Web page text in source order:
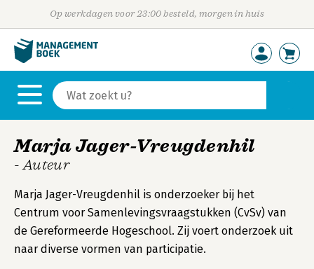
Op werkdagen voor 23:00 besteld, morgen in huis
Marja Jager-Vreugdenhil
- Auteur
Marja Jager-Vreugdenhil is onderzoeker bij het
Centrum voor Samenlevingsvraagstukken (CvSv) van
de Gereformeerde Hogeschool. Zij voert onderzoek uit
naar diverse vormen van participatie.